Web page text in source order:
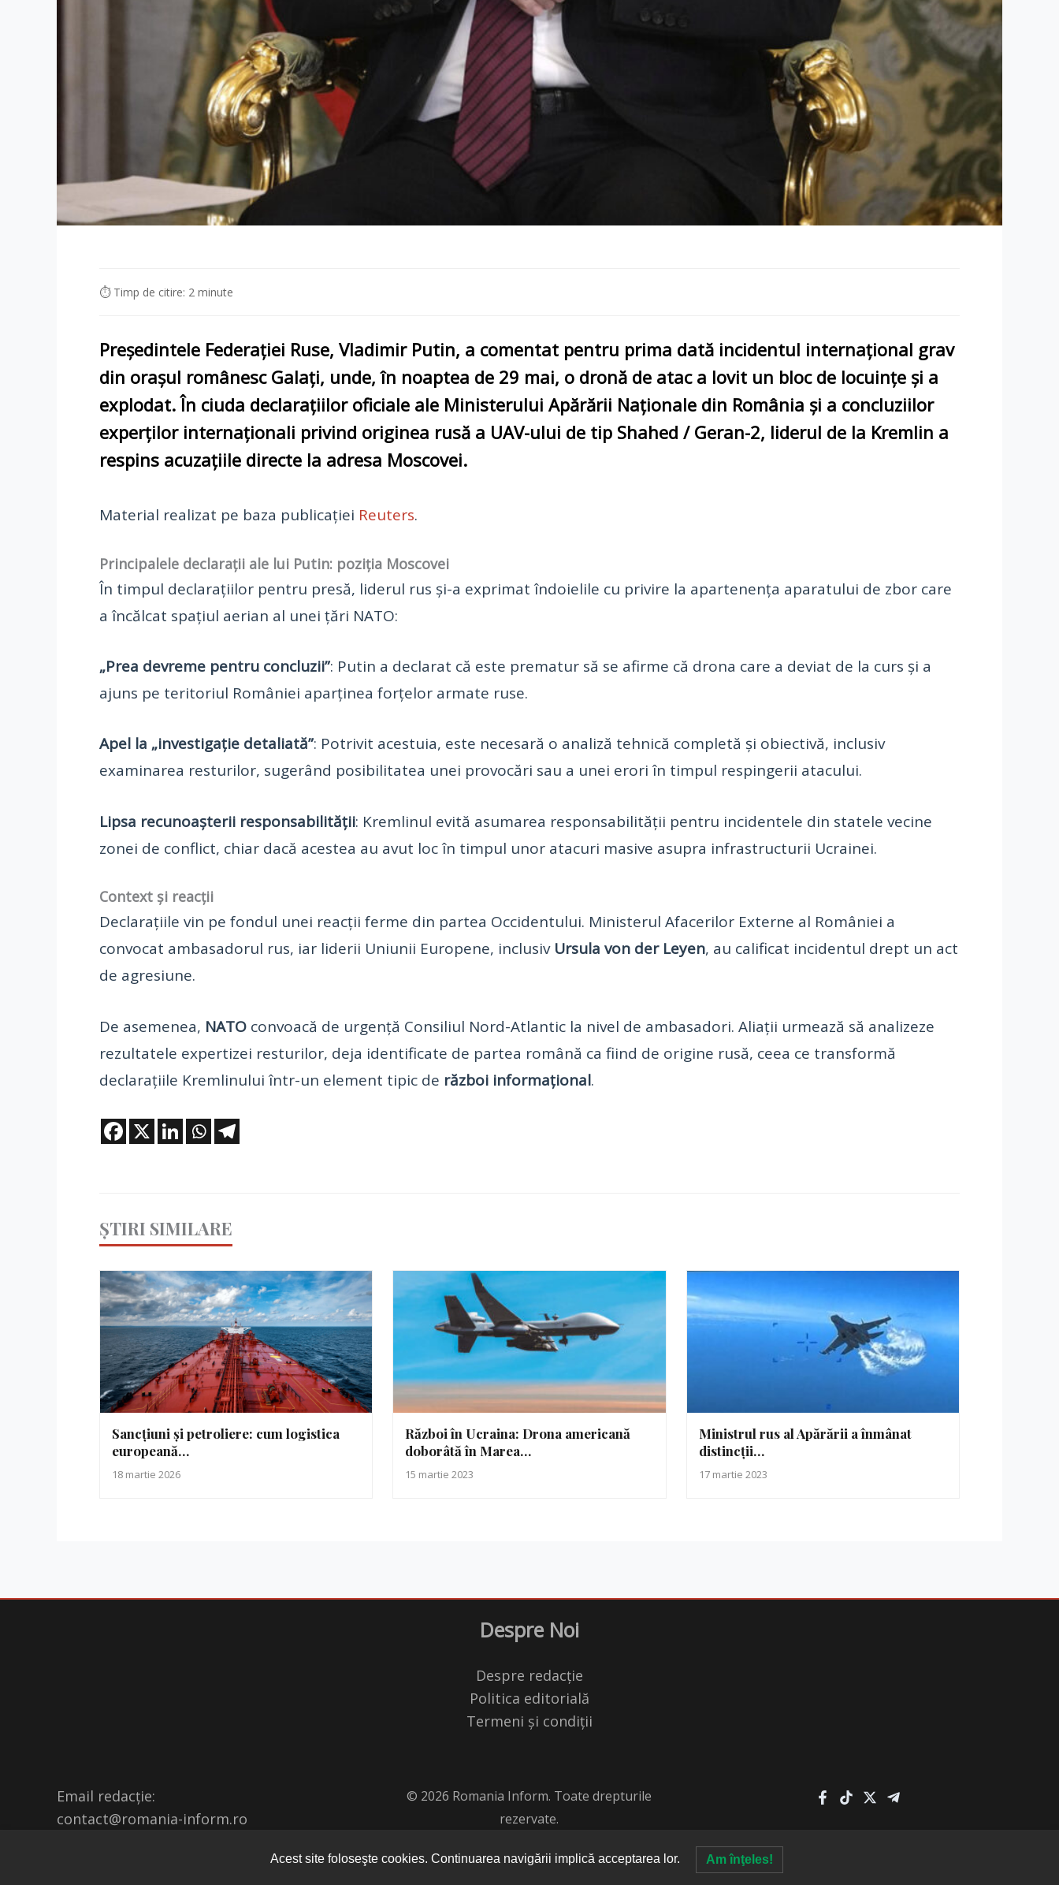
⏱ Timp de citire: 2 minute
Președintele Federației Ruse, Vladimir Putin, a comentat pentru prima dată incidentul internațional grav
din orașul românesc Galați, unde, în noaptea de 29 mai, o dronă de atac a lovit un bloc de locuințe și a
explodat. În ciuda declarațiilor oficiale ale Ministerului Apărării Naționale din România și a concluziilor
experților internaționali privind originea rusă a UAV-ului de tip Shahed / Geran-2, liderul de la Kremlin a
respins acuzațiile directe la adresa Moscovei.
Material realizat pe baza publicației Reuters.
Principalele declarații ale lui Putin: poziția Moscovei
În timpul declarațiilor pentru presă, liderul rus și-a exprimat îndoielile cu privire la apartenența aparatului de zbor care
a încălcat spațiul aerian al unei țări NATO:
„Prea devreme pentru concluzii”: Putin a declarat că este prematur să se afirme că drona care a deviat de la curs și a
ajuns pe teritoriul României aparținea forțelor armate ruse.
Apel la „investigație detaliată”: Potrivit acestuia, este necesară o analiză tehnică completă și obiectivă, inclusiv
examinarea resturilor, sugerând posibilitatea unei provocări sau a unei erori în timpul respingerii atacului.
Lipsa recunoașterii responsabilității: Kremlinul evită asumarea responsabilității pentru incidentele din statele vecine
zonei de conflict, chiar dacă acestea au avut loc în timpul unor atacuri masive asupra infrastructurii Ucrainei.
Context și reacții
Declarațiile vin pe fondul unei reacții ferme din partea Occidentului. Ministerul Afacerilor Externe al României a
convocat ambasadorul rus, iar liderii Uniunii Europene, inclusiv Ursula von der Leyen, au calificat incidentul drept un act
de agresiune.
De asemenea, NATO convoacă de urgență Consiliul Nord-Atlantic la nivel de ambasadori. Aliații urmează să analizeze
rezultatele expertizei resturilor, deja identificate de partea română ca fiind de origine rusă, ceea ce transformă
declarațiile Kremlinului într-un element tipic de război informațional.
ȘTIRI SIMILARE
Sancțiuni și petroliere: cum logistica
europeană…
18 martie 2026
Război în Ucraina: Drona americană
doborâtă în Marea…
15 martie 2023
Ministrul rus al Apărării a înmânat
distincții…
17 martie 2023
Despre Noi
Despre redacție
Politica editorială
Termeni și condiții
Email redacție:
contact@romania-inform.ro
© 2026 Romania Inform. Toate drepturile
rezervate.
Acest site foloseşte cookies. Continuarea navigării implică acceptarea lor. Am înţeles!